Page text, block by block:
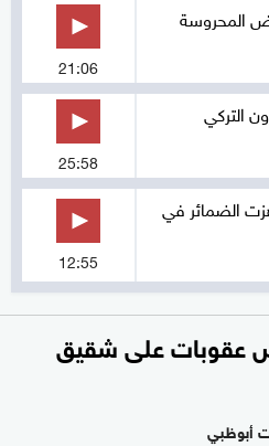
المحروسة
21:06
التركي
25:58
الضمائر في
12:55
عقوبات على شقيق